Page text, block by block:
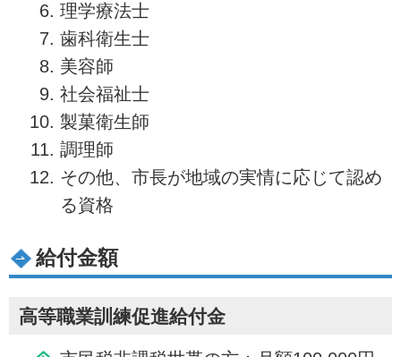
理学療法士
歯科衛生士
美容師
社会福祉士
製菓衛生師
調理師
その他、市長が地域の実情に応じて認め
る資格
給付金額
高等職業訓練促進給付金